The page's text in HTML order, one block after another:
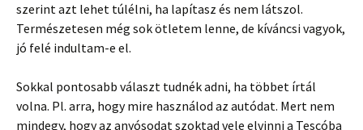
szerint azt lehet túlélni, ha lapítasz és nem látszol.
Természetesen még sok ötletem lenne, de kíváncsi vagyok,
jó felé indultam-e el.
Sokkal pontosabb választ tudnék adni, ha többet írtál
volna. Pl. arra, hogy mire használod az autódat. Mert nem
mindegy, hogy az anyósodat szoktad vele elvinni a Tescóba